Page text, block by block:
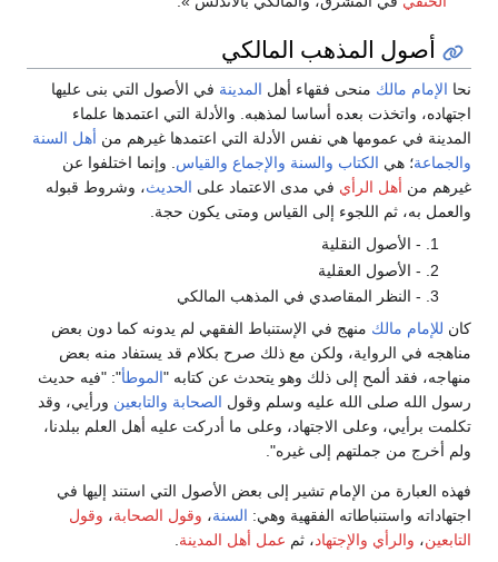
أصول المذهب المالكي
نحا الإمام مالك منحى فقهاء أهل المدينة في الأصول التي بنى عليها
اجتهاده، واتخذت بعده أساسا لمذهبه. والأدلة التي اعتمدها علماء
المدينة في عمومها هي نفس الأدلة التي اعتمدها غيرهم من أهل السنة
والجماعة؛ هي الكتاب والسنة والإجماع والقياس. وإنما اختلفوا عن
غيرهم من أهل الرأي في مدى الاعتماد على الحديث، وشروط قبوله
والعمل به، ثم اللجوء إلى القياس ومتى يكون حجة.
- الأصول النقلية
- الأصول العقلية
- النظر المقاصدي في المذهب المالكي
كان للإمام مالك منهج في الإستنباط الفقهي لم يدونه كما دون بعض
مناهجه في الرواية، ولكن مع ذلك صرح بكلام قد يستفاد منه بعض
منهاجه، فقد ألمح إلى ذلك وهو يتحدث عن كتابه "الموطأ": "فيه حديث
رسول الله صلى الله عليه وسلم وقول الصحابة والتابعين ورأيي، وقد
تكلمت برأيي، وعلى الاجتهاد، وعلى ما أدركت عليه أهل العلم ببلدنا،
ولم أخرج من جملتهم إلى غيره".
فهذه العبارة من الإمام تشير إلى بعض الأصول التي استند إليها في
اجتهاداته واستنباطاته الفقهية وهي: السنة، وقول الصحابة، وقول
التابعين، والرأي والإجتهاد، ثم عمل أهل المدينة